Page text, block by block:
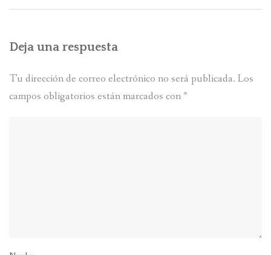
Deja una respuesta
Tu dirección de correo electrónico no será publicada. Los
campos obligatorios están marcados con*